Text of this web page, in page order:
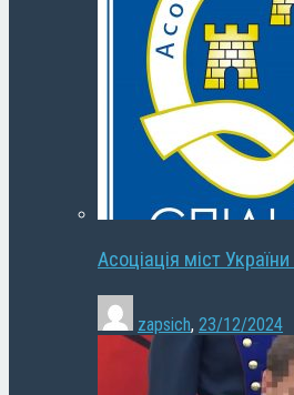
Асоціація міст
zapsich, 23/12/2024